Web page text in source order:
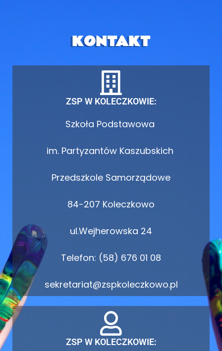
KONTAKT
ZSP W KOLECZKOWIE:
Szkoła Podstawowa
im. Partyzantów Kaszubskich
Przedszkole Samorządowe
84-207 Koleczkowo
ul.Wejherowska 24
Telefon: (58) 676 01 08
sekretariat@zspkoleczkowo.pl
ZSP W KOLECZKOWIE: